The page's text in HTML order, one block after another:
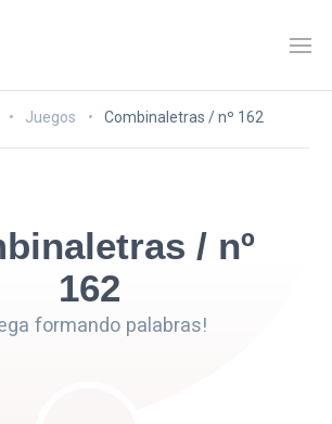
Juegos Combinaletras / nº 162
/ nº
162
formando palabras!